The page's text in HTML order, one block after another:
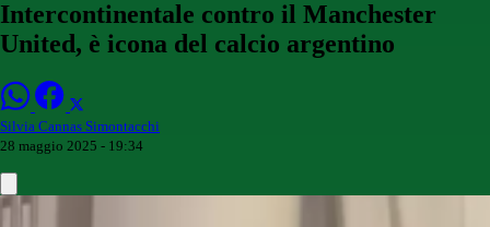
Intercontinentale contro il Manchester
United, è icona del calcio argentino
Silvia Cannas Simontacchi
28 maggio 2025 - 19:34